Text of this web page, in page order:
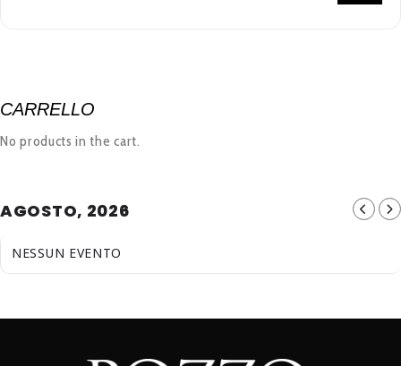
CARRELLO
No products in the cart.
AGOSTO, 2026
NESSUN EVENTO